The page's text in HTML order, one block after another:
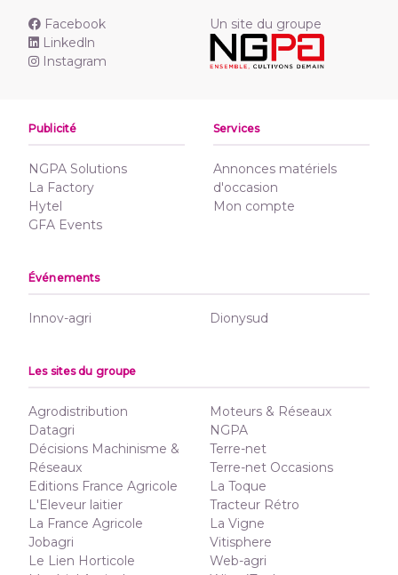
Facebook
Linkedln
Instagram
Un site du groupe
Publicité
NGPA Solutions
La Factory
Hytel
GFA Events
Services
Annonces matériels
d'occasion
Mon compte
Événements
Innov-agri Dionysud
Les sites du groupe
Agrodistribution
Datagri
Décisions Machinisme &
Réseaux
Editions France Agricole
L'Eleveur laitier
La France Agricole
Jobagri
Le Lien Horticole
Moteurs & Réseaux
NGPA
Terre-net
Terre-net Occasions
La Toque
Tracteur Rétro
La Vigne
Vitisphere
Web-agri